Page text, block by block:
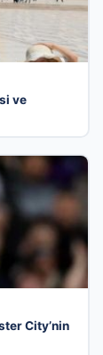
ve
City’nin